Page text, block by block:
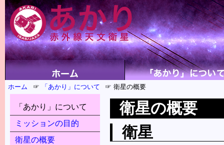
ホーム 「あかり」について 衛星の概要
「あかり」について
ミッションの目的
衛星の概要
衛星の概要
衛星